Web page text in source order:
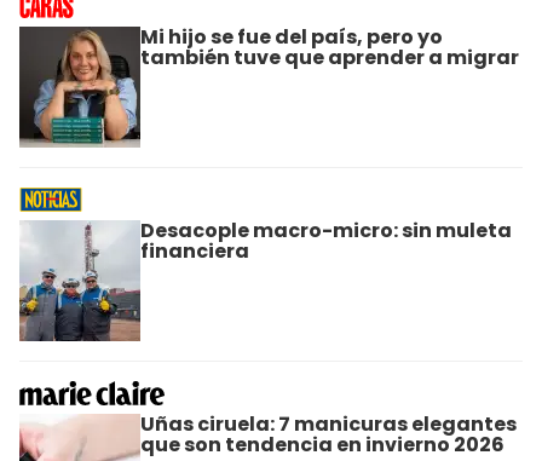
Mi hijo se fue del país, pero yo
también tuve que aprender a migrar
Desacople macro-micro: sin muleta
financiera
Uñas ciruela: 7 manicuras elegantes
que son tendencia en invierno 2026